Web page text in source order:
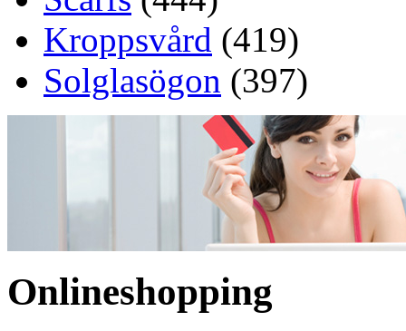
Kroppsvård (419)
Solglasögon (397)
Onlineshopping